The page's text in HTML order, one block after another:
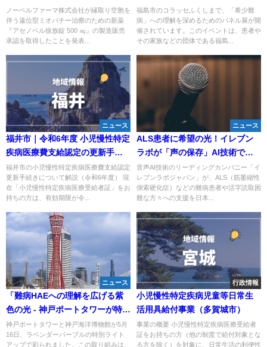
に光を当てる
ノーベルファーマ株式会社が縁取り空胞を
伴う遠位型ミオパチー治療のための新薬
『アセノベル徐放錠 500 ㎎』の製造販売
承認を取得したことを発表...
題を紹介
福島市のコラッセふくしまで、「希少難
病」への理解を深めるためのパネル展が開
催されています。このイベントは、患者や
その家族などの団体である福島...
ニュース
福井市｜令和6年度 小児慢性特定
疾病医療費支給認定の更新手続
き方法と必要書類まとめ
福井市の小児慢性特定疾病医療費支給認定
更新手続きについて解説（令和6年度） 現
在「小児慢性特定疾病医療受給者証」をお
持ちの方は、有効期限が令...
ニュース
ALS患者に希望の光！イレブン
ラボが「声の保存」AI技術で難
病サポートを本格開始
音声AI技術のリーディングカンパニー「イ
レブンラボジャパン」が、ALS（筋萎縮性
側索硬化症）などの難病患者や活字読取困
難な方々への支援を日本...
ニュース
「難病HAEへの理解を広げる紫
色の光 - 神戸ポートタワーが特別
ライトアップ」
神戸ポートタワーと神戸海洋博物館が5月
16日、ラベンダーパープルの特別ライト
アップで彩られました。この取り組みは、
行政情報
小児慢性特定疾病児童等日常生
活用具給付事業（多賀城市）
事業の概要 小児慢性特定疾病医療受給者
証をお持ちの方（他の制度で給付対象とな
る方を除く）を対象に、日常生活の利便性